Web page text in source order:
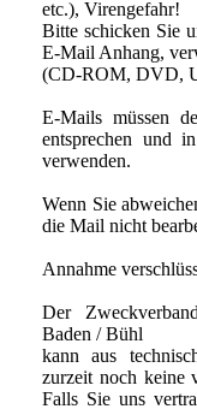
etc.), Virengefahr!
Bitte schicken Sie
E-Mail Anhang,
(CD-ROM, DVD,
E-Mails müssen
entsprechen und
verwenden.
Wenn Sie
die Mail nicht
Annahme
Der
Baden / Bühl
kann aus
zurzeit noch keine
Falls Sie uns